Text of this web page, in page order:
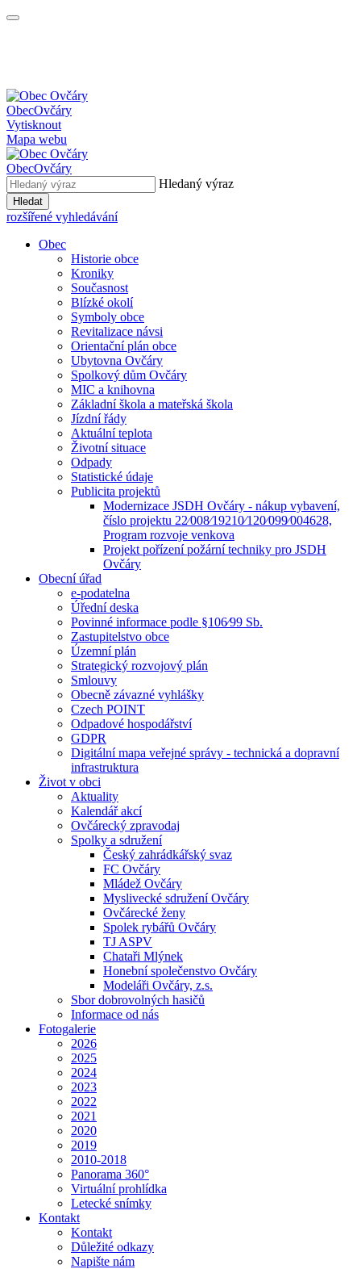
ObecOvčáry
Vytisknout
Mapa webu
ObecOvčáry
Hledaný výraz
Hledat
rozšířené vyhledávání
Obec
Historie obce
Kroniky
Současnost
Blízké okolí
Symboly obce
Revitalizace návsi
Orientační plán obce
Ubytovna Ovčáry
Spolkový dům Ovčáry
MIC a knihovna
Základní škola a mateřská škola
Jízdní řády
Aktuální teplota
Životní situace
Odpady
Statistické údaje
Publicita projektů
Modernizace JSDH Ovčáry - nákup vybavení,
číslo projektu 22⁄008⁄19210⁄120⁄099⁄004628,
Program rozvoje venkova
Projekt pořízení požární techniky pro JSDH
Ovčáry
Obecní úřad
e-podatelna
Úřední deska
Povinné informace podle §106⁄99 Sb.
Zastupitelstvo obce
Územní plán
Strategický rozvojový plán
Smlouvy
Obecně závazné vyhlášky
Czech POINT
Odpadové hospodářství
GDPR
Digitální mapa veřejné správy - technická a dopravní
infrastruktura
Život v obci
Aktuality
Kalendář akcí
Ovčárecký zpravodaj
Spolky a sdružení
Český zahrádkářský svaz
FC Ovčáry
Mládež Ovčáry
Myslivecké sdružení Ovčáry
Ovčárecké ženy
Spolek rybářů Ovčáry
TJ ASPV
Chataři Mlýnek
Honební společenstvo Ovčáry
Modeláři Ovčáry, z.s.
Sbor dobrovolných hasičů
Informace od nás
Fotogalerie
2026
2025
2024
2023
2022
2021
2020
2019
2010-2018
Panorama 360°
Virtuální prohlídka
Letecké snímky
Kontakt
Kontakt
Důležité odkazy
Napište nám